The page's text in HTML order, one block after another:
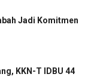
Jadi Komitmen
KKN-T IDBU 44